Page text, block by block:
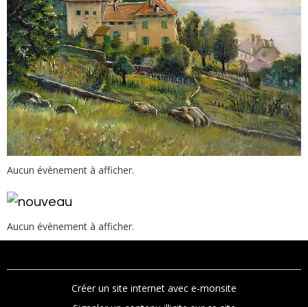
Aucun évènement à afficher.
Aucun évènement à afficher.
Créer un site internet avec e-monsite